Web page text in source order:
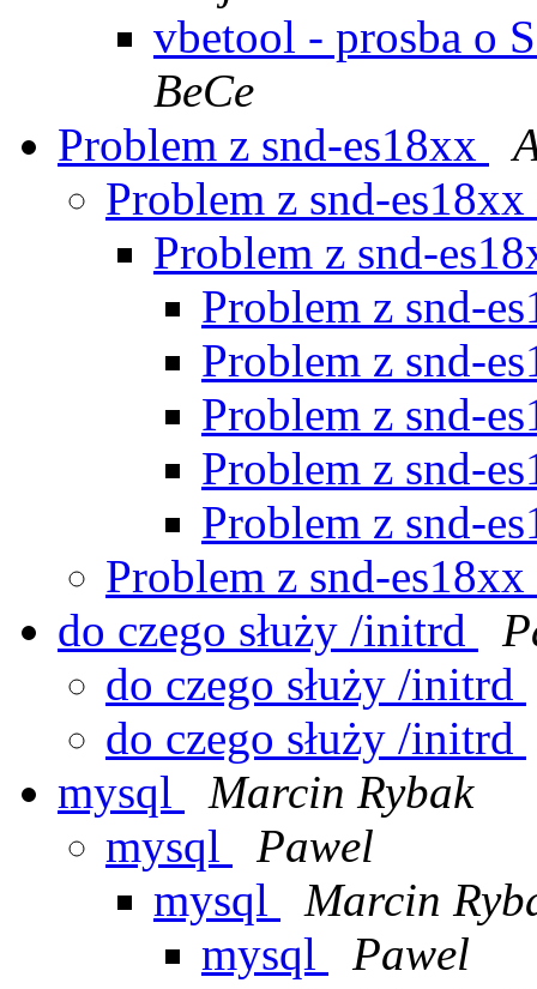
vbetool - prosba o
BeCe
Problem z snd-es18xx
Problem z snd-es18xx
Problem z snd-
Problem z snd-
Problem z snd-
Problem z snd-
Problem z snd-
Problem z snd-
Problem z snd-es18xx
do czego służy /initrd
do czego służy /initrd
do czego służy /initrd
mysql
Marcin Rybak
mysql
Pawel
mysql
Marcin
mysql
Pawel